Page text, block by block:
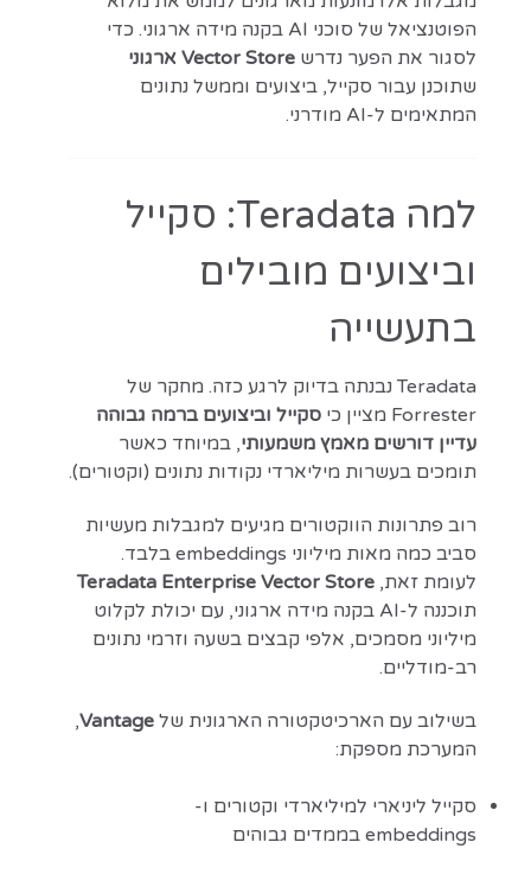
הפוטנציאל של סוכני AI בקנה מידה ארגוני. כדי
לסגור את הפער נדרש Vector Store ארגוני
שתוכנן עבור סקייל, ביצועים וממשל נתונים
המתאימים ל-AI מודרני.
למה Teradata: סקייל
וביצועים מובילים
בתעשייה
Teradata נבנתה בדיוק לרגע כזה. מחקר של
Forrester מציין כי
סקייל וביצועים ברמה גבוהה
עדיין דורשים מאמץ משמעותי, במיוחד כאשר
תומכים בעשרות מיליארדי נקודות נתונים (וקטורים).
רוב פתרונות הווקטורים מגיעים למגבלות מעשיות
סביב כמה מאות מיליוני embeddings בלבד.
לעומת זאת, Teradata Enterprise Vector Store
תוכננה ל-AI בקנה מידה ארגוני, עם יכולת לקלוט
מיליוני מסמכים, אלפי קבצים בשעה וזרמי נתונים
רב-מודליים.
בשילוב עם הארכיטקטורה הארגונית של Vantage
,
המערכת מספקת:
סקייל ליניארי למיליארדי וקטורים ו-
embeddings בממדים גבוהים